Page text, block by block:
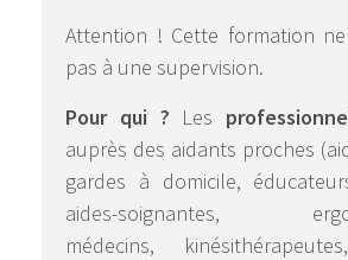
Attention ! Cette formation
pas à une supervision.
Pour qui ? Les
auprès des aidants proches
gardes à domicile,
aides-soignantes,
médecins,